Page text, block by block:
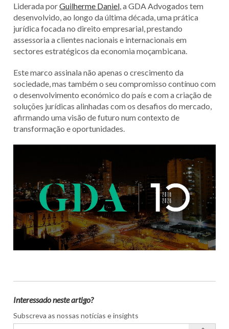
Liderada porGuilherme Daniel, a GDA Advogados tem
desenvolvido, ao longo da última década, uma prática
jurídica focada no direito empresarial, prestando
assessoria a clientes nacionais e internacionais em
sectores estratégicos da economia moçambicana.
Este marco assinala não apenas o crescimento da
sociedade, mas também o seu compromisso contínuo com
o desenvolvimento económico do país e com a criação de
soluções jurídicas alinhadas com os desafios do mercado,
afirmando uma visão de futuro num contexto de
transformação e oportunidades.
Interessado neste artigo?
Subscreva as nossas notícias e insights